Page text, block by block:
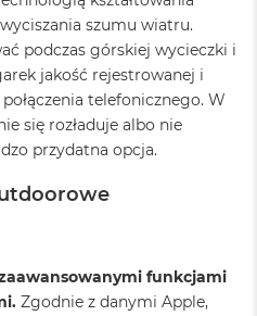
szumu wiatru.
podczas górskiej wycieczki i
jakość rejestrowanej i
telefonicznego. W
się rozładuje albo nie
przydatna opcja.
funkcjami
Zgodnie z danymi Apple,